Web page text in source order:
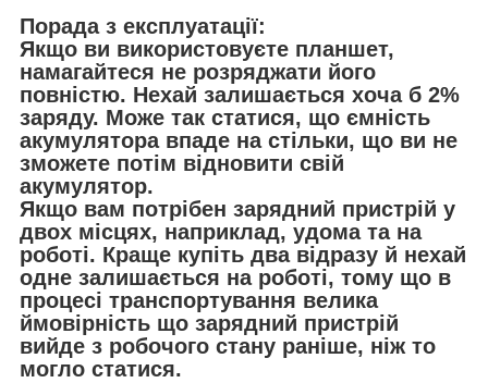
Порада з експлуатації:
Якщо ви використовуєте планшет,
намагайтеся не розряджати його
повністю. Нехай залишається хоча б 2%
заряду. Може так статися, що ємність
акумулятора впаде на стільки, що ви не
зможете потім відновити свій
акумулятор.
Якщо вам потрібен зарядний пристрій у
двох місцях, наприклад, удома та на
роботі. Краще купіть два відразу й нехай
одне залишається на роботі, тому що в
процесі транспортування велика
ймовірність що зарядний пристрій
вийде з робочого стану раніше, ніж то
могло статися.